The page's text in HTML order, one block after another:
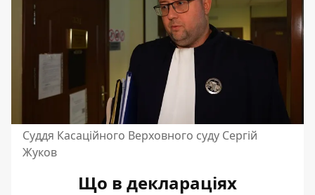
Суддя Касаційного Верховного суду Сергій
Жуков
Що в деклараціях